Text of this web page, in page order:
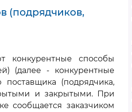
(подрядчиков,
конкурентные способы
(далее - конкурентные
(подрядчика,
и закрытыми. При
сообщается заказчиком